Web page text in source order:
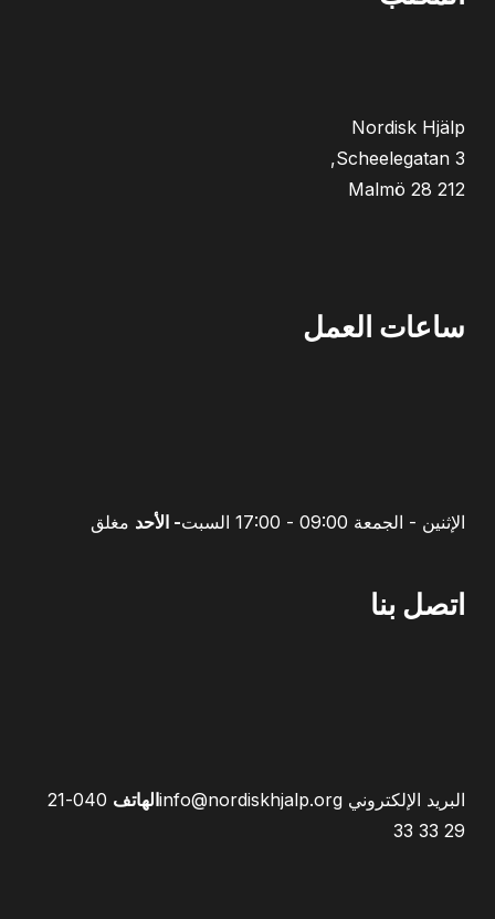
Nordisk Hjälp
212 28 Malmö
ساعات العمل
الإثنين - الجمعة 09:00 - 17:00 السبت - الأحد مغلق
اتصل بنا
البريد الإلكتروني info@nordiskhjalp.orgالهاتف
040-21
29 33 33